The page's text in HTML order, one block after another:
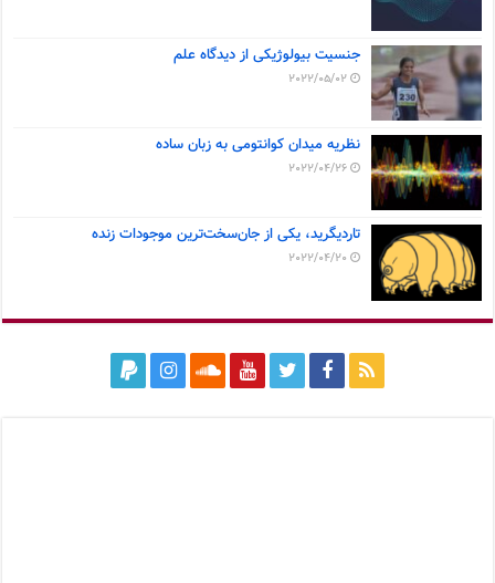
جنسیت بیولوژیکی از دیدگاه علم
2022/05/02
نظریه میدان کوانتومی به زبان ساده
2022/04/26
تاردیگرید، یکی از جان‌سخت‌ترین موجودات زنده
2022/04/20